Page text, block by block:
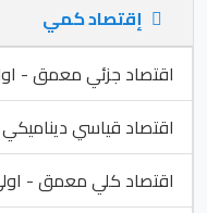
إقتصاد كمي
اقتصاد جزئي معمق -
اقتصاد قياسي
اقتصاد كلي معمق -